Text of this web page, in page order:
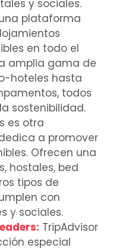
y sociales.
plataforma
en todo el
amplia gama de
hoteles hasta
todos
sostenibilidad.
es otra
a promover
Ofrecen una
hostales, bed
tipos de
con
y sociales.
: TripAdvisor
especial